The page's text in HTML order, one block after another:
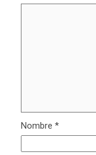
Nombre *